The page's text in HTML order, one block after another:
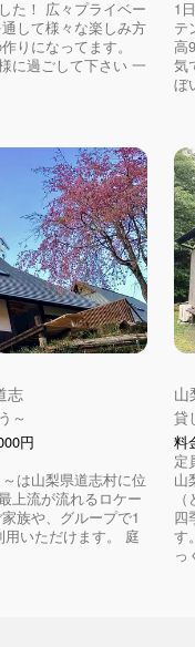
た！ 広々プライベー
して様々な楽しみ方
りになってます。
に過ごして下さい 一
1
テ
高
気
ぼ
志
～
円
は山梨県道志村に位
上流が流れるロケー
族や、グループで1
いただけます。 庭
山
貸
料
定
山
四
す
っ